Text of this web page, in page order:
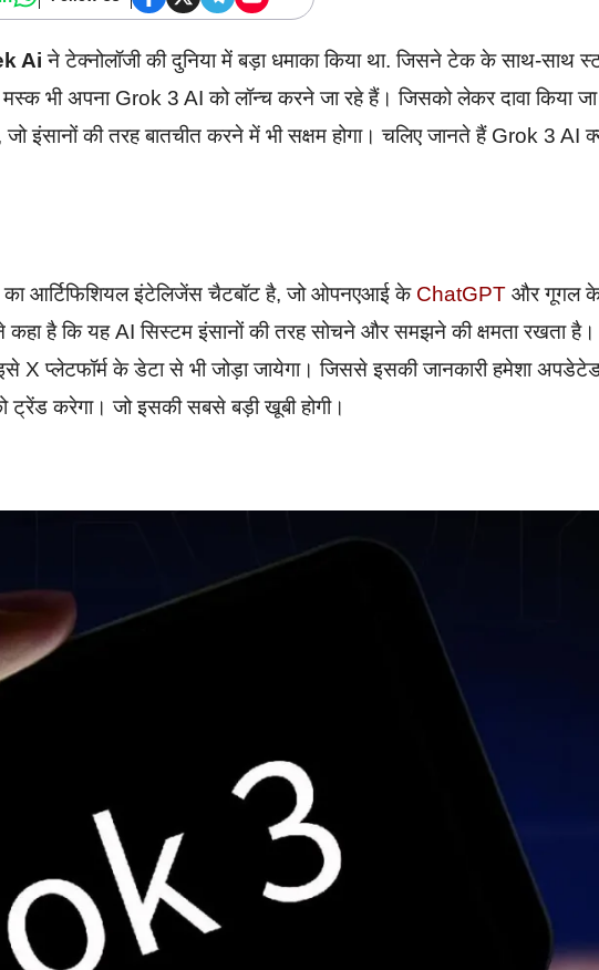
Aiने टेक्नोलॉजी की दुनिया में बड़ा धमाका किया था. जिसने टेक के साथ-साथ
भी अपना Grok 3 AI को लॉन्च करने जा रहे हैं। जिसको लेकर दावा किया जा
जो इंसानों की तरह बातचीत करने में भी सक्षम होगा। चलिए जानते हैं Grok 3 AI
का आर्टिफिशियल इंटेलिजेंस चैटबॉट है, जो ओपनएआई के ChatGPT और गूगल
है कि यह AI सिस्टम इंसानों की तरह सोचने और समझने की क्षमता रखता है।
X प्लेटफॉर्म के डेटा से भी जोड़ा जायेगा। जिससे इसकी जानकारी हमेशा
करेगा। जो इसकी सबसे बड़ी खूबी होगी।